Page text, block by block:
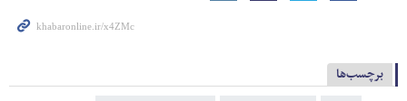
برچسب‌ها